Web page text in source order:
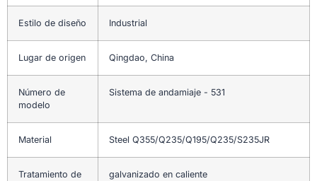
Estilo de diseño Industrial
Lugar de origen Qingdao, China
Número de
modelo
Sistema de andamiaje - 531
Material Steel Q355/Q235/Q195/Q235/S235JR
Tratamiento de
galvanizado en caliente